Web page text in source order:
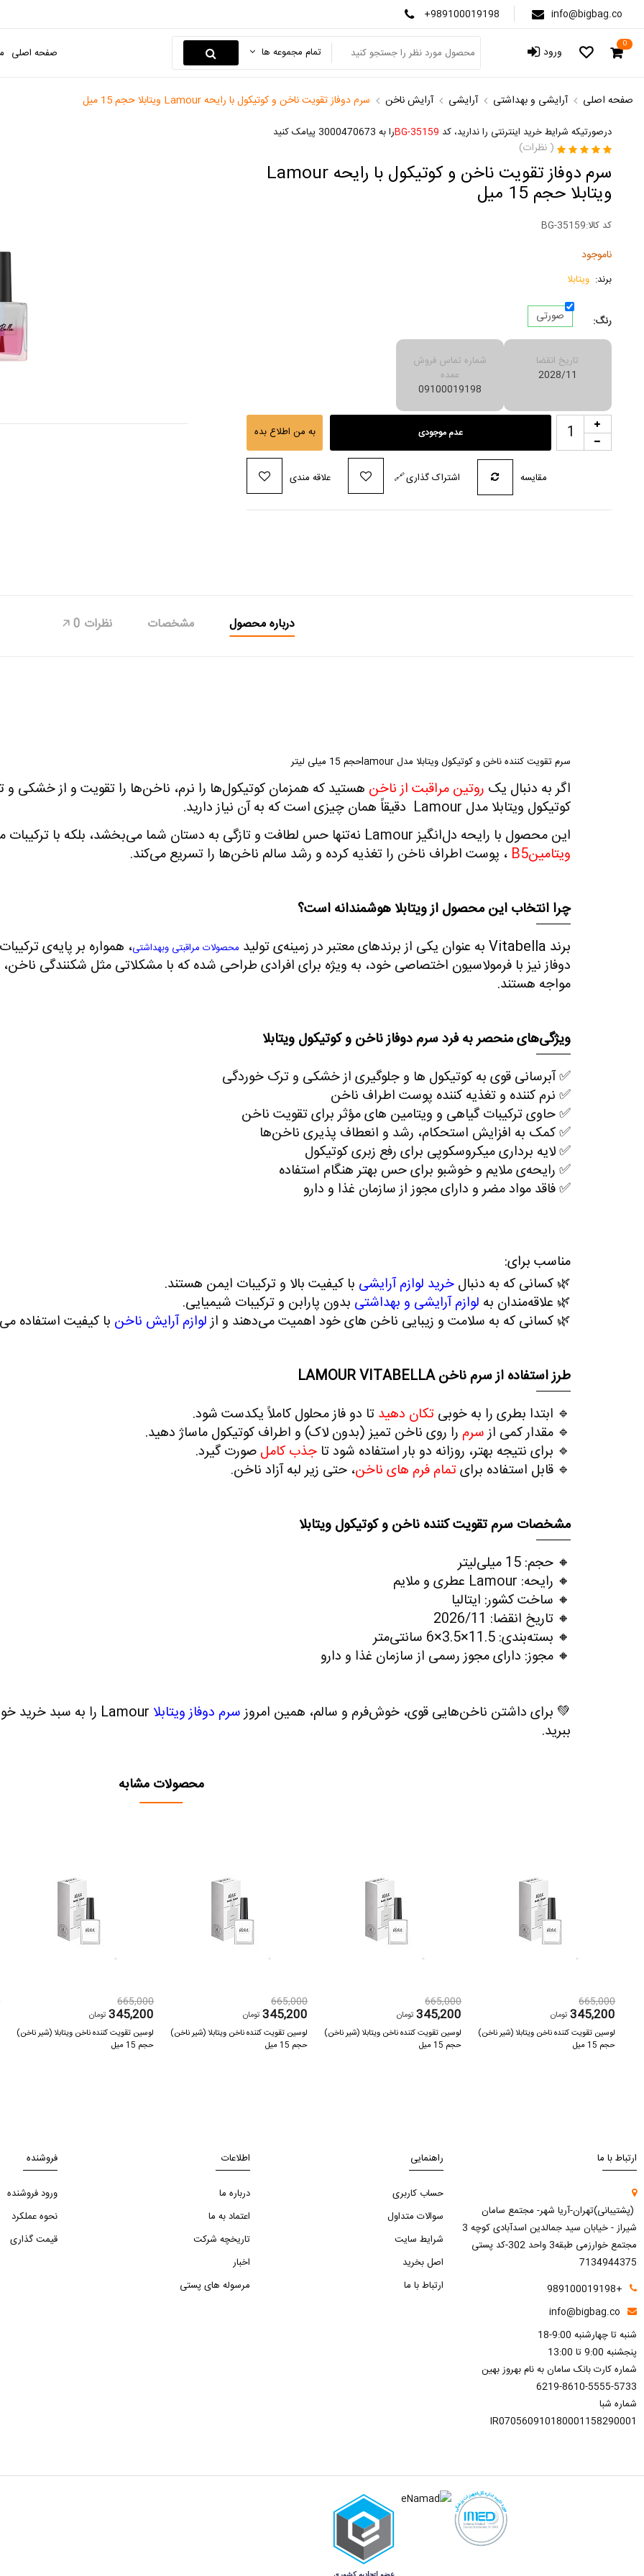
+989100019198 info@bigbag.co
صفحه اصلی تمام مجموعه ها ورود 0
صفحه اصلی آرایشی و بهداشتی آرایشی آرایش ناخن سرم دوفاز تقویت ناخن و کوتیکول با رایحه Lamour ویتابلا حجم 15 میل
درصورتیکه شرایط خرید اینترنتی را ندارید، کد BG-35159را به 3000470673 پیامک کنید
( نظرات)
سرم دوفاز تقویت ناخن و کوتیکول با رایحه Lamour
ویتابلا حجم 15 میل
کد کالا:BG-35159
ناموجود
برند: ویتابلا
رنگ: صورتی
تاریخ انقضا
2028/11
شماره تماس فروش
عمده
09100019198
عدم موجودی به من اطلاع بده
علاقه مندی 🔗اشتراک گذاری مقایسه
درباره محصول مشخصات نظرات 0
🡥
سرم تقویت کننده ناخن و کوتیکول ویتابلا مدل lamourحجم 15 میلی لیتر
اگر به دنبال یک روتین مراقبت از ناخن‌ هستید که همزمان کوتیکول‌ها را نرم، ناخن‌ها را تقویت و از خشکی
کوتیکول ویتابلا مدل Lamour دقیقاً همان چیزی است که به آن نیاز دارید.
این محصول با رایحه دل‌انگیز Lamour نه‌تنها حس لطافت و تازگی به دستان شما می‌بخشد، بلکه با
ویتامینB5 ، پوست اطراف ناخن را تغذیه کرده و رشد سالم ناخن‌ها را تسریع می‌کند.
چرا انتخاب این محصول از ویتابلا هوشمندانه است؟
برند Vitabella به عنوان یکی از برندهای معتبر در زمینه‌ی تولید محصولات مراقبتی وبهداشتی، همواره بر پایه‌ی
دوفاز نیز با فرمولاسیون اختصاصی خود، به ‌ویژه برای افرادی طراحی شده که با مشکلاتی مثل شکنندگی ناخن،
مواجه هستند.
ویژگی‌های منحصر به ‌فرد سرم دوفاز ناخن و کوتیکول ویتابلا
✅آبرسانی قوی به کوتیکول‌ ها و جلوگیری از خشکی و ترک‌ خوردگی
✅ نرم‌ کننده و تغذیه‌ کننده پوست اطراف ناخن
✅حاوی ترکیبات گیاهی و ویتامین‌ های مؤثر برایتقویت ناخن
✅کمک به افزایش استحکام، رشد و انعطاف‌ پذیری ناخن‌ها
✅لایه‌ برداریمیکروسکوپی برای رفع زبری کوتیکول
✅ رایحه‌ی ملایم و خوشبو برای حس بهتر هنگام استفاده
✅فاقد مواد مضر و دارای مجوز از سازمان غذا و دارو
مناسب برای:
🌿 کسانی که به دنبال خرید لوازم آرایشی با کیفیت بالا و ترکیبات ایمن هستند.
🌿 علاقه‌مندان به لوازم آرایشی و بهداشتی بدون پارابن و ترکیبات شیمیایی.
🌿 کسانی که به سلامت و زیبایی ناخن ‌های خود اهمیت می‌دهند و ازلوازم آرایش ناخن با کیفیت استفاده
طرز استفاده از سرم ناخنLAMOUR VITABELLA
🔹 ابتدا بطری را به خوبی تکان دهید تا دو فاز محلول کاملاً یکدست شود.
🔹 مقدار کمی ازسرم را روی ناخن تمیز (بدون لاک) و اطراف کوتیکول ماساژ دهید.
🔹 برای نتیجه بهتر، روزانه دو بار استفاده شود تا جذب کامل صورت گیرد.
🔹 قابل استفاده برایتمام فرم ‌های ناخن، حتی زیر لبه آزاد ناخن.
مشخصات سرم تقویت کننده ناخن و کوتیکول ویتابلا
🔸 حجم:
15 میلی‌لیتر
🔸 رایحه:
Lamour عطری و ملایم
🔸 ساخت کشور: ایتالیا
🔸 تاریخ انقضا:
2026/11
🔸 بسته‌بندی:
6×3.5×11.5 سانتی‌متر
🔸 مجوز: دارای مجوز رسمی از سازمان غذا و دارو
💚 برای داشتن ناخن‌هایی قوی، خوش‌فرم و سالم، همین امروزسرم دوفاز ویتابلا Lamour را به سبد خرید
ببرید.
محصولات مشابه
665,000
345,200 تومان
لوسین تقویت کننده ناخن ویتابلا (شیر ناخن)
حجم 15 میل
665,000
345,200 تومان
لوسین تقویت کننده ناخن ویتابلا (شیر ناخن)
حجم 15 میل
665,000
345,200 تومان
لوسین تقویت کننده ناخن ویتابلا (شیر ناخن)
حجم 15 میل
665,000
345,200 تومان
لوسین تقویت کننده ناخن ویتابلا (شیر ناخن)
حجم 15 میل
ارتباط با ما
(پشتیبانی)تهران-آریا شهر- مجتمع سامان
شیراز - خیابان سید جمالدین اسدآبادی کوچه 3
مجتمع خوارزمی طبقه3 واحد 302-کد پستی
7134944375
+989100019198
info@bigbag.co
شنبه تا چهارشنبه 9:00-18
پنجشنبه 9:00 تا 13:00
شماره کارت بانک سامان به نام بهروز بهین
6219-8610-5555-5733
شماره شبا
IR070560910180001158290001
راهنمایی
حساب کاربری
سوالات متداول
شرایط سایت
اصل بخرید
ارتباط با ما
اطلاعات
درباره ما
اعتماد به ما
تاریخچه شرکت
اخبار
مرسوله های پستی
فروشنده
ورود فروشنده
نحوه عملکرد
قیمت گذاری